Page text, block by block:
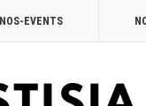
NOS-EVENTS